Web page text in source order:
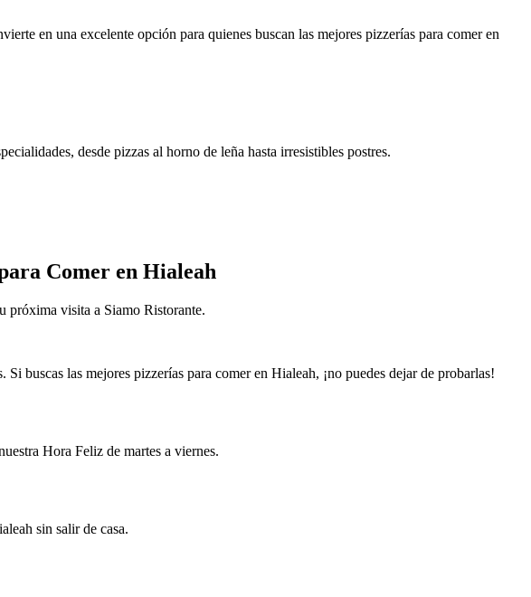
en una excelente opción para quienes buscan las mejores pizzerías para comer en
desde pizzas al horno de leña hasta irresistibles postres.
Comer en Hialeah
próxima visita a Siamo Ristorante.
buscas las mejores pizzerías para comer en Hialeah, ¡no puedes dejar de probarlas!
Hora Feliz de martes a viernes.
sin salir de casa.